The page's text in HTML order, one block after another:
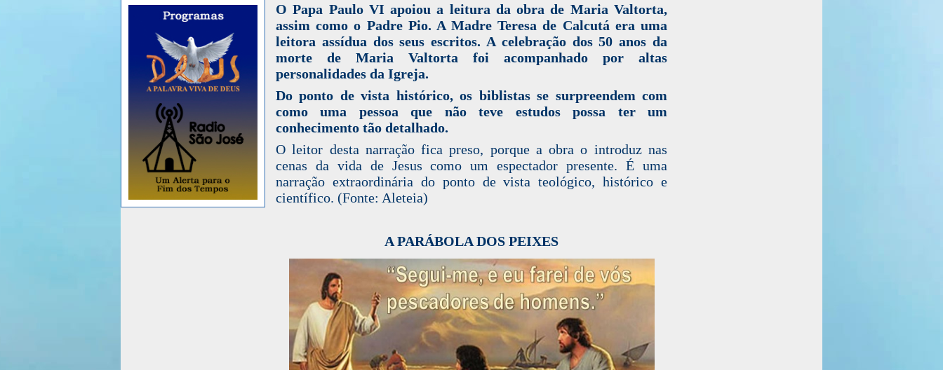
O Papa Paulo VI apoiou a leitura da obra de Maria Valtorta,
assim como o Padre Pio. A Madre Teresa de Calcutá era uma
leitora assídua dos seus escritos. A celebração dos 50 anos da
morte de Maria Valtorta foi acompanhado por altas
personalidades da Igreja.
Do ponto de vista histórico, os biblistas se surpreendem com
como uma pessoa que não teve estudos possa ter um
conhecimento tão detalhado.
O leitor desta narração fica preso, porque a obra o introduz nas
cenas da vida de Jesus como um espectador presente. É uma
narração extraordinária do ponto de vista teológico, histórico e
científico. (Fonte: Aleteia)
A PARÁBOLA DOS PEIXES